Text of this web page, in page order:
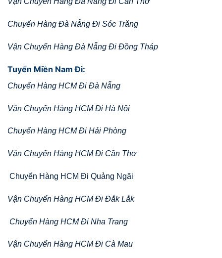
Chuyển Hàng Đà Nẵng Đi Sóc Trăng
Vận Chuyển Hàng Đà Nẵng Đi Đồng Tháp
Tuyến Miền Nam Đi:
Chuyển Hàng HCM Đi Đà Nẵng
Vận Chuyển Hàng HCM Đi Hà Nội
Chuyển Hàng HCM Đi Hải Phòng
Vận Chuyển Hàng HCM Đi Cần Thơ
Chuyển Hàng HCM Đi Quảng Ngãi
Vận Chuyển Hàng HCM Đi Đắk Lắk
Chuyển Hàng HCM Đi Nha Trang
Vận Chuyển Hàng HCM Đi Cà Mau